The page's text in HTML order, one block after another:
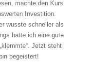
machte den Kurs
Investition.
wusste schneller als
hatte ich eine gute
Jetzt steht
begeistert!